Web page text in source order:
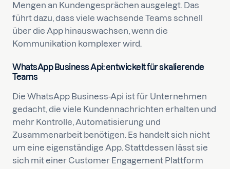
Mengen an Kundengesprächen ausgelegt. Das
führt dazu, dass viele wachsende Teams schnell
über die App hinauswachsen, wenn die
Kommunikation komplexer wird.
WhatsApp Business Api: entwickelt für skalierende
Teams
Die WhatsApp Business-Api ist für Unternehmen
gedacht, die viele Kundennachrichten erhalten und
mehr Kontrolle, Automatisierung und
Zusammenarbeit benötigen. Es handelt sich nicht
um eine eigenständige App. Stattdessen lässt sie
sich mit einer Customer Engagement Plattform